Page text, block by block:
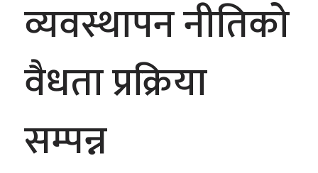
व्यवस्थापन नीतिको
वैधता प्रक्रिया
सम्पन्न